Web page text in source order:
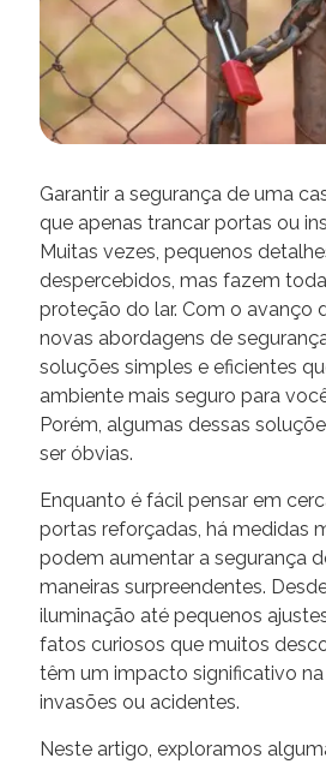
Garantir a segurança de uma
que apenas trancar portas ou
Muitas vezes, pequenos
despercebidos, mas fazem
proteção do lar. Com o avanço
novas abordagens de
soluções simples e eficientes
ambiente mais seguro para
Porém, algumas dessas
ser óbvias.
Enquanto é fácil pensar em
portas reforçadas, há medidas
podem aumentar a segurança
maneiras surpreendentes.
iluminação até pequenos
fatos curiosos que muitos
têm um impacto significativo
invasões ou acidentes.
Neste artigo, exploramos